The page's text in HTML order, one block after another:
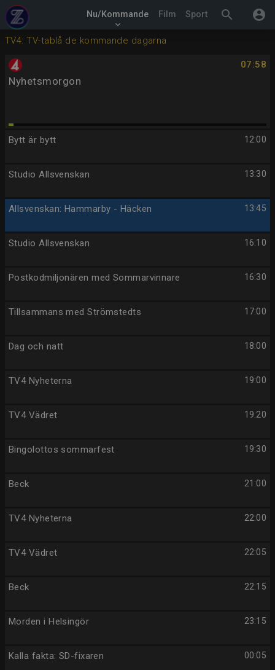
search account_circle
Nu/Kommande
keyboard_arrow_down
Film Sport
TV4: TV-tablå de kommande dagarna
07:58
Nyhetsmorgon
12:00
Bytt är bytt
13:30
Studio Allsvenskan
13:45
Allsvenskan: Hammarby - Häcken
16:10
Studio Allsvenskan
16:30
Postkodmiljonären med Sommarvinnare
17:00
Tillsammans med Strömstedts
18:00
Dag och natt
19:00
TV4 Nyheterna
19:20
TV4 Vädret
19:30
Bingolottos sommarfest
21:00
Beck
22:00
TV4 Nyheterna
22:05
TV4 Vädret
22:15
Beck
23:15
Morden i Helsingör
00:05
Kalla fakta: SD-fixaren